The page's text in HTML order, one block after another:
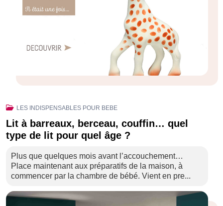
LES INDISPENSABLES POUR BEBE
Lit à barreaux, berceau, couffin… quel
type de lit pour quel âge ?
Plus que quelques mois avant l’accouchement…
Place maintenant aux préparatifs de la maison, à
commencer par la chambre de bébé. Vient en pre...